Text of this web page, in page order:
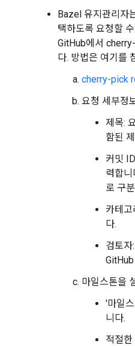
Bazel 유지관리자
택하도록 요청할
GitHub에서
다. 방법은 여기를
cherry-pick
요청 세부정
제목:
함된
커밋
력합
로 구
카테고
다.
검토
마일스톤을
'마일
니다.
적절한